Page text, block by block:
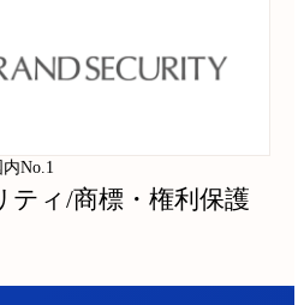
No.1
ティ/商標・権利保護